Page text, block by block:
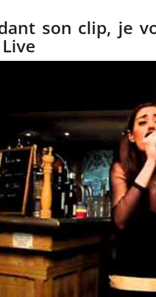
son clip, je